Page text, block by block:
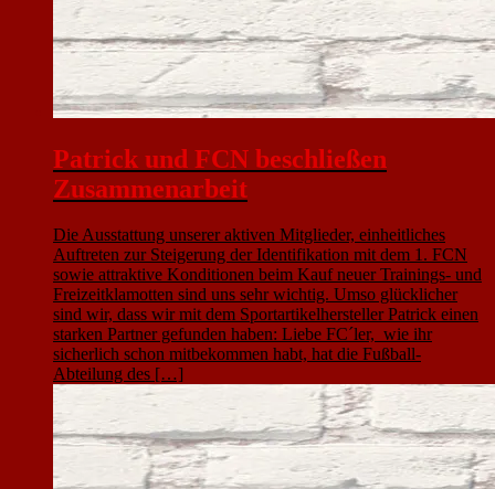
Patrick und FCN beschließen
Zusammenarbeit
Die Ausstattung unserer aktiven Mitglieder, einheitliches
Auftreten zur Steigerung der Identifikation mit dem 1. FCN
sowie attraktive Konditionen beim Kauf neuer Trainings- und
Freizeitklamotten sind uns sehr wichtig. Umso glücklicher
sind wir, dass wir mit dem Sportartikelhersteller Patrick einen
starken Partner gefunden haben: Liebe FC´ler, wie ihr
sicherlich schon mitbekommen habt, hat die Fußball-
Abteilung des […]